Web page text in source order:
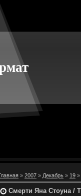
» 2007 » Декабрь » 19 »
Смерти Яна Стоуна /